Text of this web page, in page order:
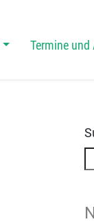
Termine und